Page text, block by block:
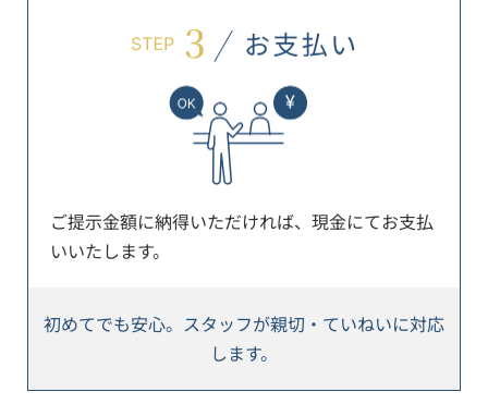
ご提示金額に納得いただければ、現金にてお支払
いいたします。
初めてでも安心。スタッフが親切・ていねいに対応
します。